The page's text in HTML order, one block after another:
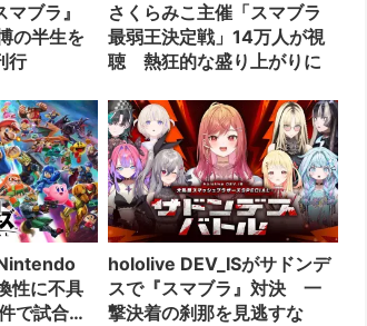
マブラ』
の半生を
行
さくらみこ主催「スマブラ
最弱王決定戦」14万人が視
聴 熱狂的な盛り上がりに
Nintendo
性に不具
で試合が
hololive DEV_ISがサドンデ
スで『スマブラ』対決 一
撃決着の刹那を見逃すな